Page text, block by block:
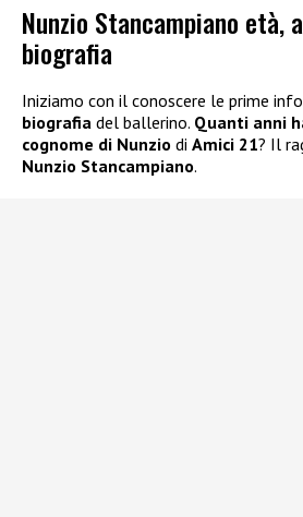
Nunzio Stancampiano età,
biografia
Iniziamo con il conoscere le prime
biografia del ballerino. Quanti anni
cognome di Nunzio di Amici 21? Il
Nunzio Stancampiano.